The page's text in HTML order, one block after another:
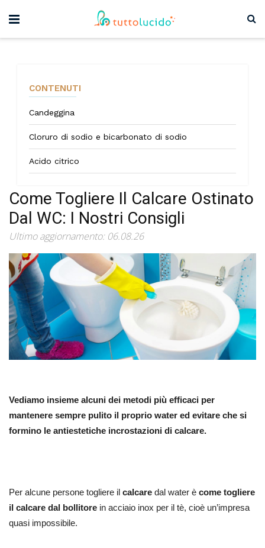
CONTENUTI
Candeggina
Cloruro di sodio e bicarbonato di sodio
Acido citrico
Come Togliere Il Calcare Ostinato
Dal WC: I Nostri Consigli
Ultimo aggiornamento: 06.08.26
Vediamo insieme alcuni dei metodi più efficaci per
mantenere sempre pulito il proprio water ed evitare che si
formino le antiestetiche incrostazioni di calcare.
Per alcune persone togliere il calcare dal water è come togliere
il calcare dal bollitore in acciaio inox per il tè, cioè un’impresa
quasi impossibile.